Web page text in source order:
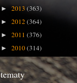
► 2013 (363)
► 2012(364)
► 2011 (376)
► 2010(314)
tematy